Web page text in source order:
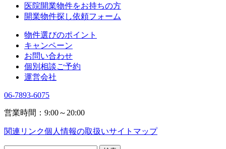
医院開業物件をお持ちの方
開業物件探し依頼フォーム
物件選びのポイント
キャンペーン
お問い合わせ
個別相談ご予約
運営会社
06-7893-6075
営業時間：9:00～20:00
関連リンク個人情報の取扱いサイトマップ